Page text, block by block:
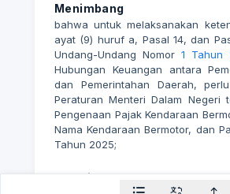
Menimbang
bahwa untuk melaksanakan
ayat (9) huruf a, Pasal 14, dan
Undang-Undang Nomor 1 Tahun
Hubungan Keuangan antara
dan Pemerintahan Daerah,
Peraturan Menteri Dalam Negeri
Pengenaan Pajak Kendaraan
Nama Kendaraan Bermotor, dan
Tahun 2025;
Mengingat